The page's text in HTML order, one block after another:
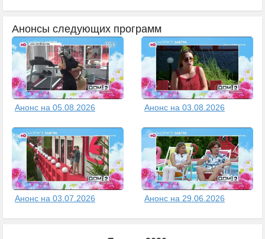
Анонсы следующих программ
Анонс на 05.08.2026 Анонс на 03.08.2026
Анонс на 03.07.2026 Анонс на 29.06.2026